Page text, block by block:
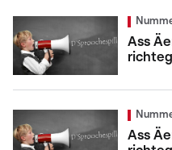
Ass
Ass